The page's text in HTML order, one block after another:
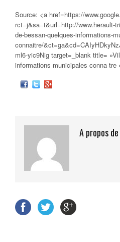
Source: <a href=https://
rct=j&sa=t&url=http://www.herault-
de-bessan-quelques-informations-
connaitre/
ml6-yic9Nig target=_blank title=
informations municipales conna tre
A propos